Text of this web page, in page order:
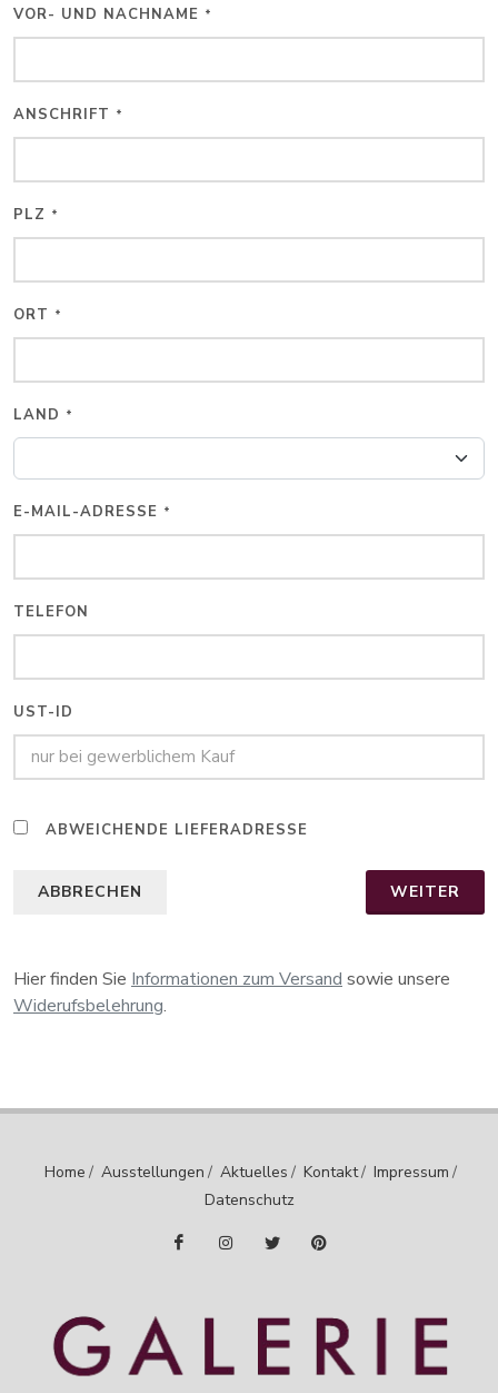
VOR- UND NACHNAME *
ANSCHRIFT *
PLZ *
ORT *
LAND *
E-MAIL-ADRESSE *
TELEFON
UST-ID
ABWEICHENDE LIEFERADRESSE
ABBRECHEN WEITER
Hier finden Sie Informationen zum Versand sowie unsere
Widerufsbelehrung.
Home / Ausstellungen / Aktuelles / Kontakt/ Impressum /
Datenschutz